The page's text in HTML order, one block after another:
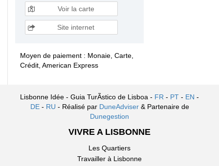
Voir la carte
Site internet
Moyen de paiement : Monaie, Carte,
Crédit, American Express
Lisbonne Idée - Guia TurÃ­stico de Lisboa - FR - PT - EN -
DE- RU - Réalisé par DuneAdviser & Partenaire de
Dunegestion
VIVRE A LISBONNE
Les Quartiers
Travailler à Lisbonne